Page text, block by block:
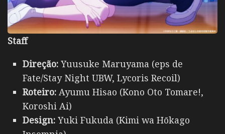
Staff
Direção: Yuusuke Maruyama (eps de
Fate/Stay Night UBW, Lycoris Recoil)
Roteiro: Ayumu Hisao (Kono Oto Tomare!,
Koroshi Ai)
Design: Yuki Fukuda (Kimi wa Hōkago